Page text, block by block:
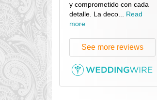
y comprometido con cada
detalle. La deco... Read
more
See more reviews